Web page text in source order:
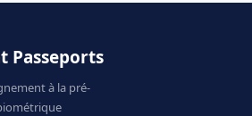
Passeports
à la pré-